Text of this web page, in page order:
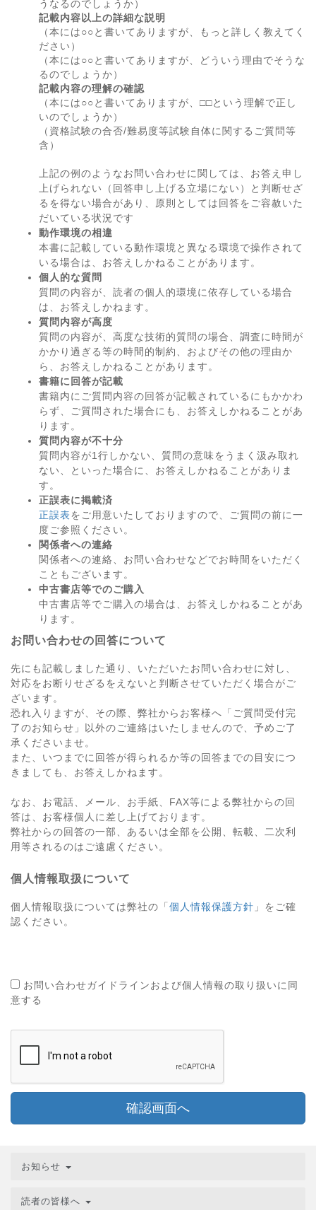
うなるのでしょうか）
記載内容以上の詳細な説明
（本には○○と書いてありますが、もっと詳しく教えてく
ださい）
（本には○○と書いてありますが、どういう理由でそうな
るのでしょうか）
記載内容の理解の確認
（本には○○と書いてありますが、□□という理解で正し
いのでしょうか）
（資格試験の合否/難易度等試験自体に関するご質問等
含）
上記の例のようなお問い合わせに関しては、お答え申し
上げられない（回答申し上げる立場にない）と判断せざ
るを得ない場合があり、原則としては回答をご容赦いた
だいている状況です
動作環境の相違
本書に記載している動作環境と異なる環境で操作されて
いる場合は、お答えしかねることがあります。
個人的な質問
質問の内容が、読者の個人的環境に依存している場合
は、お答えしかねます。
質問内容が高度
質問の内容が、高度な技術的質問の場合、調査に時間が
かかり過ぎる等の時間的制約、およびその他の理由か
ら、お答えしかねることがあります。
書籍に回答が記載
書籍内にご質問内容の回答が記載されているにもかかわ
らず、ご質問された場合にも、お答えしかねることがあ
ります。
質問内容が不十分
質問内容が1行しかない、質問の意味をうまく汲み取れ
ない、といった場合に、お答えしかねることがありま
す。
正誤表に掲載済
正誤表をご用意いたしておりますので、ご質問の前に一
度ご参照ください。
関係者への連絡
関係者への連絡、お問い合わせなどでお時間をいただく
こともございます。
中古書店等でのご購入
中古書店等でご購入の場合は、お答えしかねることがあ
ります。
お問い合わせの回答について
先にも記載しました通り、いただいたお問い合わせに対し、
対応をお断りせざるをえないと判断させていただく場合がご
ざいます。
恐れ入りますが、その際、弊社からお客様へ「ご質問受付完
了のお知らせ」以外のご連絡はいたしませんので、予めご了
承くださいませ。
また、いつまでに回答が得られるか等の回答までの目安につ
きましても、お答えしかねます。
なお、お電話、メール、お手紙、FAX等による弊社からの回
答は、お客様個人に差し上げております。
弊社からの回答の一部、あるいは全部を公開、転載、二次利
用等されるのはご遠慮ください。
個人情報取扱について
個人情報取扱については弊社の「 個人情報保護方針 」をご確
認ください。
お問い合わせガイドラインおよび個人情報の取り扱いに同
意する
確認画面へ
お知らせ
読者の皆様へ